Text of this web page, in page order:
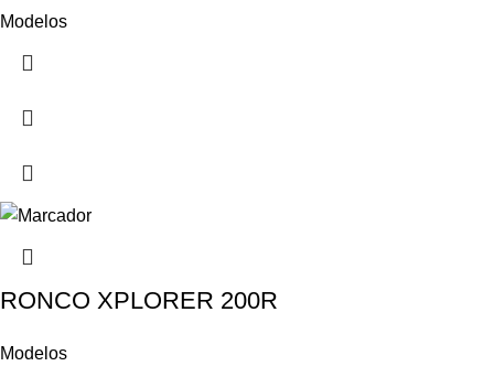
Modelos
RONCO XPLORER 200R
Modelos